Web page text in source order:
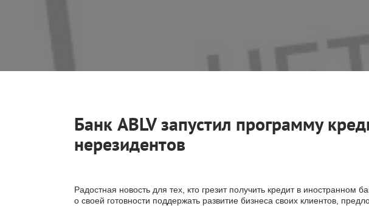
Банк ABLV запустил программу
нерезидентов
Радостная новость для тех, кто грезит получить кредит в иностранном
о своей готовности поддержать развитие бизнеса своих клиентов,